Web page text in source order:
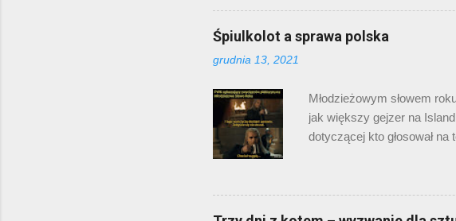
Oglądając ten serial w
która byłaby
Południowej. Otóż ten
Kobieta ta została zbo...
Śpiulkolot a sprawa polska
grudnia 13, 2021
Młodzieżowym słowem
jak większy gejzer na
dotyczącej kto głosował na
prawda? Gdy
„śpiulkolot”, bo z całego
dodatku niektóre z tych